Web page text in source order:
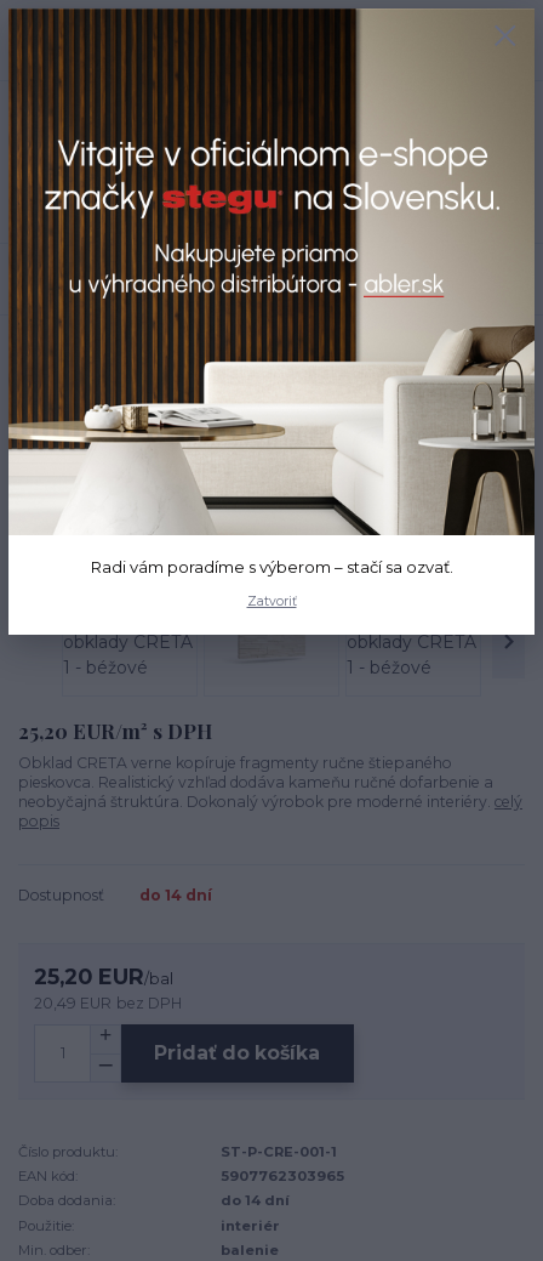
Menu
Po-Pi: 8:00-16:00 Sobota: 9:00-
0,00 EUR
Sadrové obklady CRETA 1 - béžové
Sadrové obklady CRETA 1 -
béžové
25,20 EUR/m² s DPH
Obklad CRETA verne kopíruje fragmenty ručne štiepaného
pieskovca. Realistický vzhľad dodáva kameňu ručné dofarbenie a
neobyčajná štruktúra. Dokonalý výrobok pre moderné interiéry. celý
popis
Dostupnosť do 14 dní
25,20 EUR/bal
20,49 EUR bez DPH
Pridať do košíka
Číslo produktu:
ST-P-CRE-001-1
EAN kód:
5907762303965
Doba dodania:
do 14 dní
Použitie:
interiér
Min. odber:
balenie
Radi vám poradíme s výberom – stačí sa ozvať.
Zatvoriť